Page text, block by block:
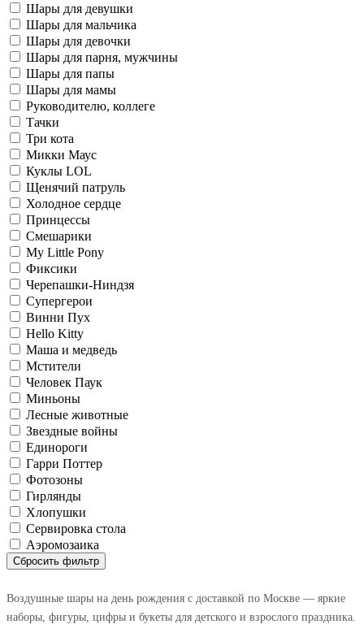
Шары для девушки
Шары для мальчика
Шары для девочки
Шары для парня, мужчины
Шары для папы
Шары для мамы
Руководителю, коллеге
Тачки
Три кота
Микки Маус
Куклы LOL
Щенячий патруль
Холодное сердце
Принцессы
Смешарики
My Little Pony
Фиксики
Черепашки-Ниндзя
Супергерои
Винни Пух
Hello Kitty
Маша и медведь
Мстители
Человек Паук
Миньоны
Лесные животные
Звездные войны
Единороги
Гарри Поттер
Фотозоны
Гирлянды
Хлопушки
Сервировка стола
Аэромозаика
Сбросить фильтр
Воздушные шары на день рождения с доставкой по Москве — яркие
наборы, фигуры, цифры и букеты для детского и взрослого праздника.